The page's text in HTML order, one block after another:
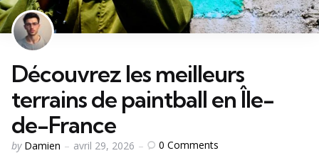
Découvrez les meilleurs
terrains de paintball en Île-
de-France
Posted
by Damien avril 29, 2026 0 Comments